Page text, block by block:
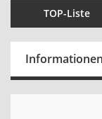
TOP-Liste
Informationen